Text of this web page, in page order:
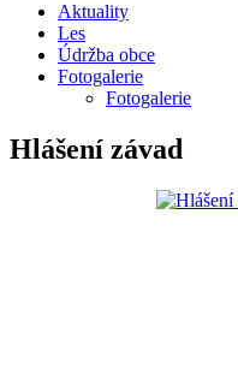
Aktuality
Les
Údržba obce
Fotogalerie
Fotogalerie
Hlášení závad